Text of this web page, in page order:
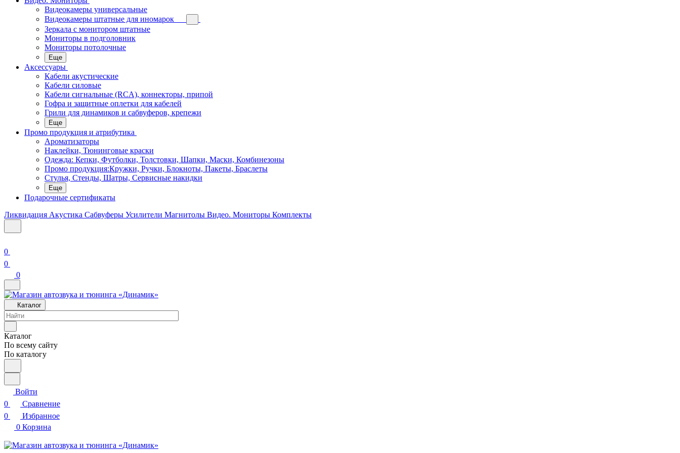
Видеокамеры универсальные
Видеокамеры штатные для иномарок
Зеркала с монитором штатные
Мониторы в подголовник
Мониторы потолочные
Еще
Аксессуары
Кабели акустические
Кабели силовые
Кабели сигнальные (RCA), коннекторы, припой
Гофра и защитные оплетки для кабелей
Грили для динамиков и сабвуферов, крепежи
Еще
Промо продукция и атрибутика
Ароматизаторы
Наклейки, Тюнинговые краски
Одежда: Кепки, Футболки, Толстовки, Шапки, Маски, Комбинезоны
Промо продукция:Кружки, Ручки, Блокноты, Пакеты, Браслеты
Стулья, Стенды, Шатры, Сервисные накидки
Еще
Подарочные сертификаты
Ликвидация Акустика Сабвуферы Усилители Магнитолы Видео. Мониторы Комплекты
0
0
0
Каталог
Каталог
По всему сайту
По каталогу
Войти
0
Сравнение
0
Избранное
0 Корзина